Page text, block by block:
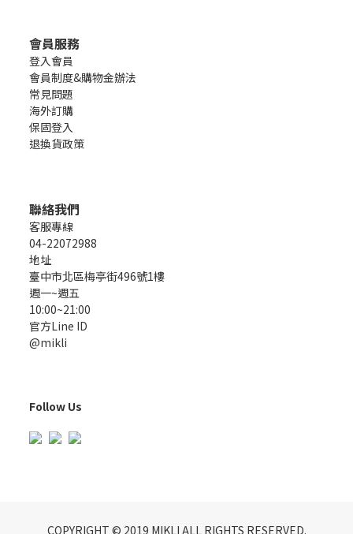
會員服務
登入會員
會員制度&購物金辦法
常見問題
海外訂購
保固登入
退換貨政策
聯絡我們
客服專線
04-22072988
地址
臺中市北區梅亭街496號1樓
週一~週五
10:00~21:00
官方Line ID
@mikli
Follow Us
COPYRIGHT © 2019 MIKLI ALL RIGHTS RESERVED.